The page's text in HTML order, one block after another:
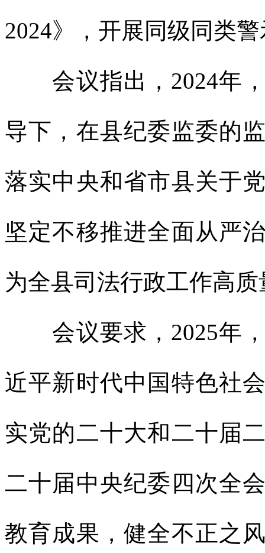
2024》，开展同级同类
会议指出，2024年，
导下，在县纪委监委的
落实中央和省市县关于
坚定不移推进全面从严
为全县司法行政工作高
会议要求，2025年，
近平新时代中国特色社
实党的二十大和二十届
二十届中央纪委四次全
教育成果，健全不正之